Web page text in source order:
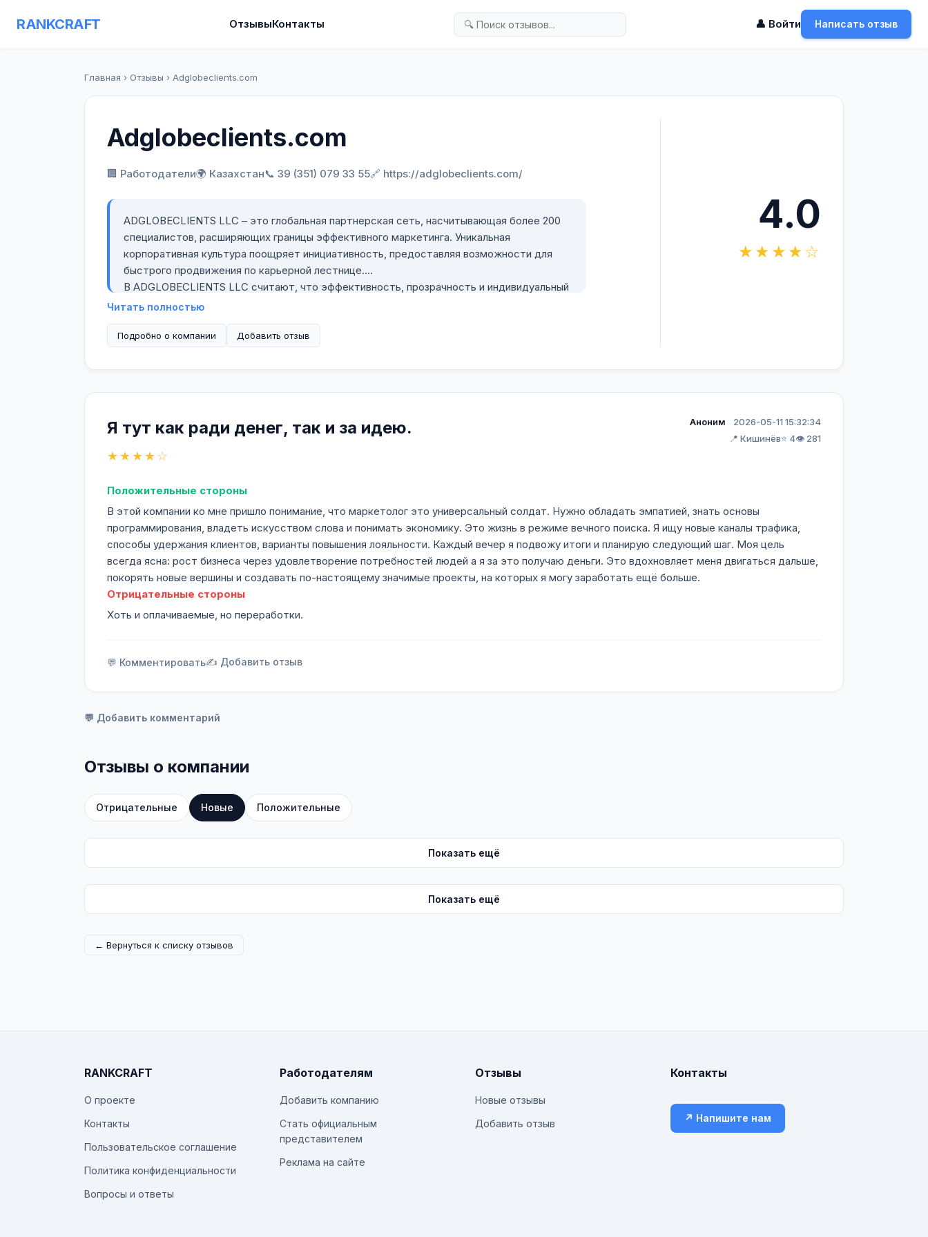
RANKCRAFT ОтзывыКонтакты 👤 Войти Написать отзыв
Главная › Отзывы › Adglobeclients.com
Adglobeclients.com
🏢 Работодатели🌍 Казахстан📞 39 (351) 079 33 55🔗 https://adglobeclients.com/
ADGLOBECLIENTS LLC – это глобальная партнерская сеть, насчитывающая более 200
специалистов, расширяющих границы эффективного маркетинга. Уникальная
корпоративная культура поощряет инициативность, предоставляя возможности для
быстрого продвижения по карьерной лестнице.
В ADGLOBECLIENTS LLC считают, что эффективность, прозрачность и индивидуальный
подход являются основой успешного сотрудничества. Компания фокусируется на
обеспечивая стабильное качество на каждом этапе взаимодействия.
конкурентной цифровой среде, сочетая стратегическое мышление, решения,
Читать полностью
Подробно о компании Добавить отзыв
4.0
★★★★☆
Я тут как ради денег, так и за идею.
★★★★☆
Аноним
2026-05-11 15:32:34
📍 Кишинёв⭐ 4👁️ 281
Положительные стороны
В этой компании ко мне пришло понимание, что маркетолог это универсальный солдат. Нужно обладать эмпатией, знать основы
программирования, владеть искусством слова и понимать экономику. Это жизнь в режиме вечного поиска. Я ищу новые каналы трафика,
способы удержания клиентов, варианты повышения лояльности. Каждый вечер я подвожу итоги и планирую следующий шаг. Моя цель
всегда ясна: рост бизнеса через удовлетворение потребностей людей а я за это получаю деньги. Это вдохновляет меня двигаться дальше,
покорять новые вершины и создавать по-настоящему значимые проекты, на которых я могу заработать ещё больше.
Отрицательные стороны
Хоть и оплачиваемые, но переработки.
💬 Комментировать✍️ Добавить отзыв
💬 Добавить комментарий
Отзывы о компании
Отрицательные Новые Положительные
Показать ещё
Показать ещё
← Вернуться к списку отзывов
RANKCRAFT
О проекте
Контакты
Пользовательское соглашение
Политика конфиденциальности
Вопросы и ответы
Работодателям
Добавить компанию
Стать официальным
представителем
Реклама на сайте
Отзывы
Новые отзывы
Добавить отзыв
Контакты
↗ Напишите нам